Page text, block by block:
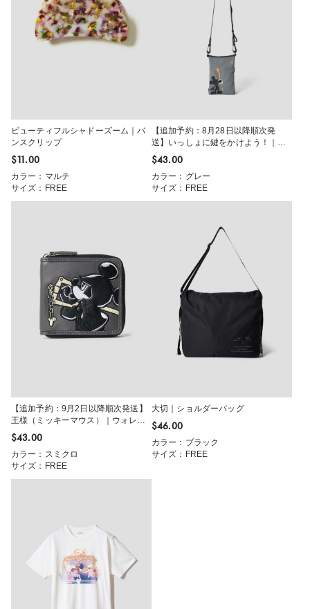
ビューティフルシャドーズーム｜バ
ンスクリップ
$‌11.00
カラー：マルチ
サイズ：FREE
【追加予約：8月28日以降順次発
送】いっしょに鍵をかけよう！｜ハ
ンディショルダーバッグ
$‌43.00
カラー：グレー
サイズ：FREE
【追加予約：9月2日以降順次発送】
王様（ミッキーマウス）｜ウォレッ
ト
$‌43.00
カラー：スミクロ
サイズ：FREE
大切｜ショルダーバッグ
$‌46.00
カラー：ブラック
サイズ：FREE